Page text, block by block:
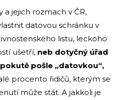
a jejich rozmach v ČR,
datovou schránku v
listu, leckoho
ušetří, neb dotyčný úřad
pošle „datovkou“,
procento řidičů, kterým se
může stát. A jakkoli je